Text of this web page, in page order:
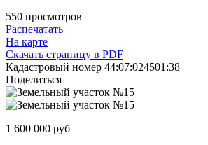
550 просмотров
Распечатать
На карте
Скачать страницу в PDF
Кадастровый номер 44:07:024501:38
Поделиться
1 600 000 руб